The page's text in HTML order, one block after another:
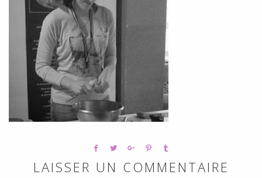
LAISSER UN COMMENTAIRE